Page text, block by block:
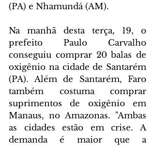
(PA) e Nhamundá (AM).
Na manhã desta terça, 19, o
prefeito Paulo Carvalho
conseguiu comprar 20 balas de
oxigênio na cidade de Santarém
(PA). Além de Santarém, Faro
também costuma comprar
suprimentos de oxigênio em
Manaus, no Amazonas. "Ambas
as cidades estão em crise. A
demanda é maior que a